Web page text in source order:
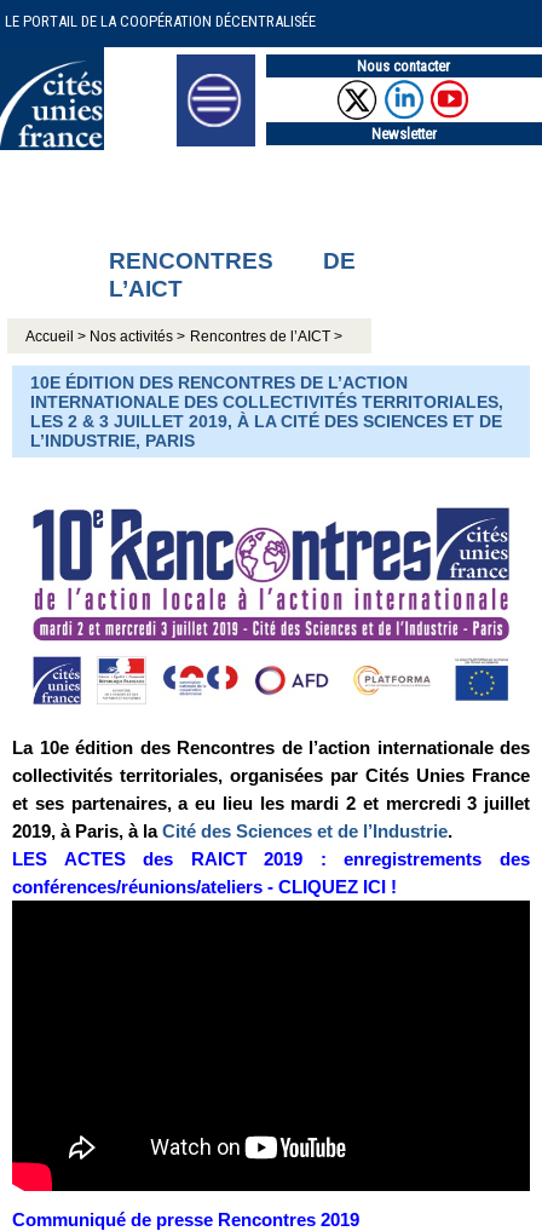
LE PORTAIL DE LA COOPÉRATION DÉCENTRALISÉE
Nous contacter
Newsletter
RENCONTRES DE
L’AICT
Accueil > Nos activités > Rencontres de l’AICT >
10E ÉDITION DES RENCONTRES DE L’ACTION
INTERNATIONALE DES COLLECTIVITÉS TERRITORIALES,
LES 2 & 3 JUILLET 2019, À LA CITÉ DES SCIENCES ET DE
L’INDUSTRIE, PARIS
La 10e édition des Rencontres de l’action internationale des
collectivités territoriales, organisées par Cités Unies France
et ses partenaires, a eu lieu les mardi 2 et mercredi 3 juillet
2019, à Paris, à laCité des Sciences et de l’Industrie.
LES ACTES des RAICT 2019 : enregistrements des
conférences/réunions/ateliers - CLIQUEZ ICI !
Communiqué de presse Rencontres 2019